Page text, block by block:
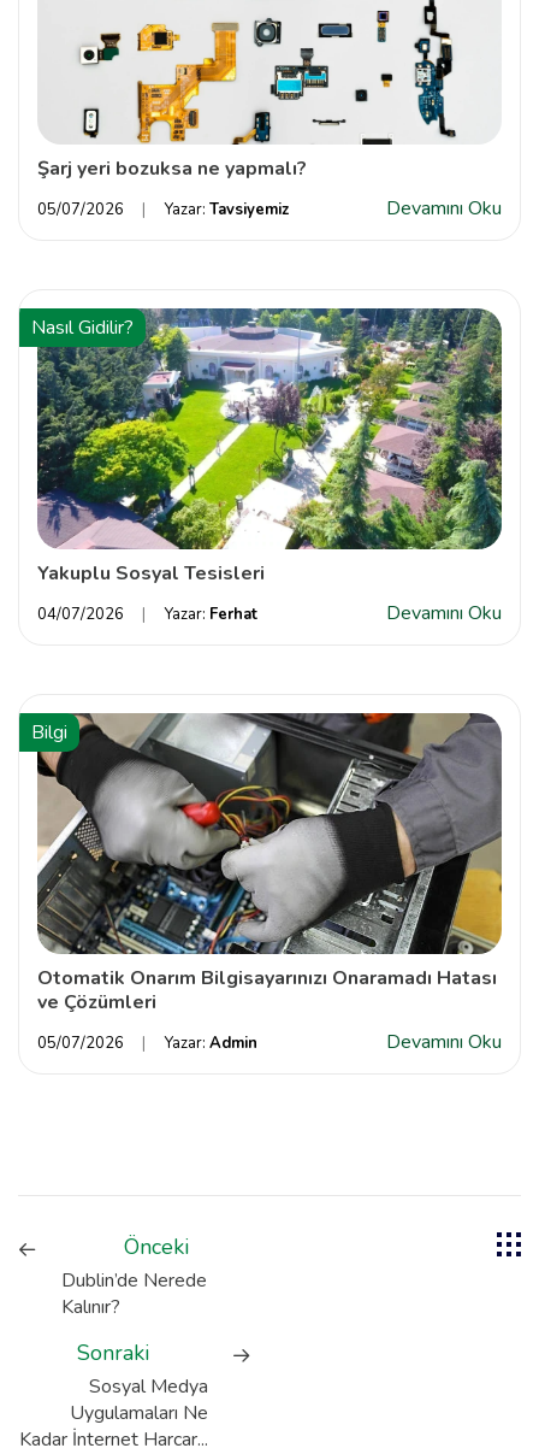
Şarj yeri bozuksa ne yapmalı?
05/07/2026 Yazar: Tavsiyemiz Devamını Oku
Nasıl Gidilir?
Yakuplu Sosyal Tesisleri
04/07/2026 Yazar: Ferhat Devamını Oku
Bilgi
Otomatik Onarım Bilgisayarınızı Onaramadı Hatası
ve Çözümleri
05/07/2026 Yazar: Admin Devamını Oku
Önceki
Dublin’de Nerede
Kalınır?
Sonraki
Sosyal Medya
Uygulamaları Ne
Kadar İnternet Harcar...